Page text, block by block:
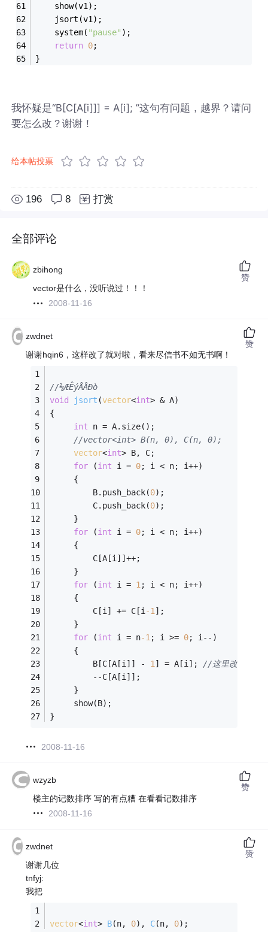
    show(v1);
    jsort(v1);
    system(
"pause" );
return 0;
}
我怀疑是“B[C[A[i]]] = A[i]; ”这句有问题，越界？请问
要怎么改？谢谢！
给本帖投票
196 8 打赏
全部评论
zbihong
vector是什么，没听说过！！！
2008-11-16
赞
zwdnet
谢谢hqin6，这样改了就对啦，看来尽信书不如无书啊！
//¼ÆÊýÅÅÐò
void
jsort (vector<int> & A)
{
int n = A.size();
//vector<int> B(n, 0), C(n, 0);
vector<int> B, C;
for (int i = 0; i < n; i++)
     {
         B.push_back(
0);
         C.push_back(
0);
     }
for (int i = 0; i < n; i++)
     {
         C[A[i]]++;
     }
for (int i = 1; i < n; i++)
     {
         C[i] += C[i
-1];
     }
for (int i = n-1; i >= 0; i--)
     {
         B[C[A[i]] -
1] = A[i]; //这里改了
         --C[A[i]];
     }
     show(B);
}
2008-11-16
赞
wzyzb
楼主的记数排序 写的有点糟 在看看记数排序
2008-11-16
赞
zwdnet
谢谢几位
tnfyj:
我把
vector<int> B(n, 0) , C(n, 0) ;
赞